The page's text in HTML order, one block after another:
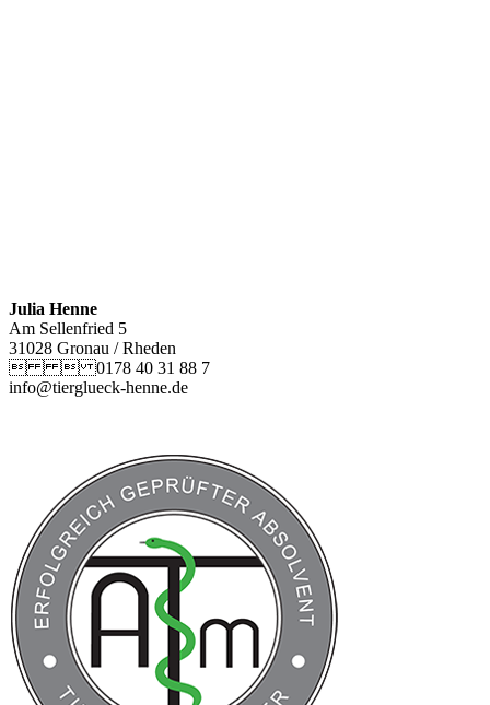
Julia Henne
Am Sellenfried 5
31028 Gronau / Rheden
  0178 40 31 88 7
info@tierglueck-henne.de